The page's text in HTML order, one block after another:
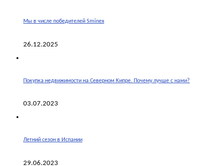
Мы в числе победителей Sminex
26.12.2025
Покупка недвижимости на Северном Кипре. Почему лучше с нами?
03.07.2023
Летний сезон в Испании
29.06.2023